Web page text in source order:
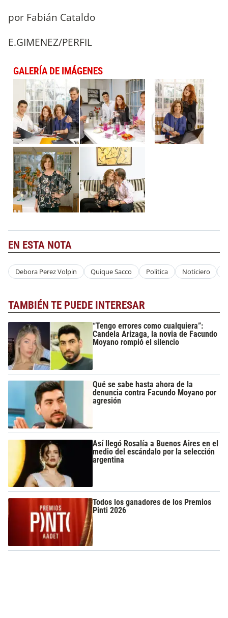
por Fabián Cataldo
E.GIMENEZ/PERFIL
GALERÍA DE IMÁGENES
EN ESTA NOTA
Debora Perez Volpin Quique Sacco Politica Noticiero
TAMBIÉN TE PUEDE INTERESAR
“Tengo errores como cualquiera”:
Candela Arizaga, la novia de Facundo
Moyano rompió el silencio
Qué se sabe hasta ahora de la
denuncia contra Facundo Moyano por
agresión
Así llegó Rosalía a Buenos Aires en el
medio del escándalo por la selección
argentina
Todos los ganadores de los Premios
Pinti 2026